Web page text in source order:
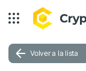
Volver a la lista